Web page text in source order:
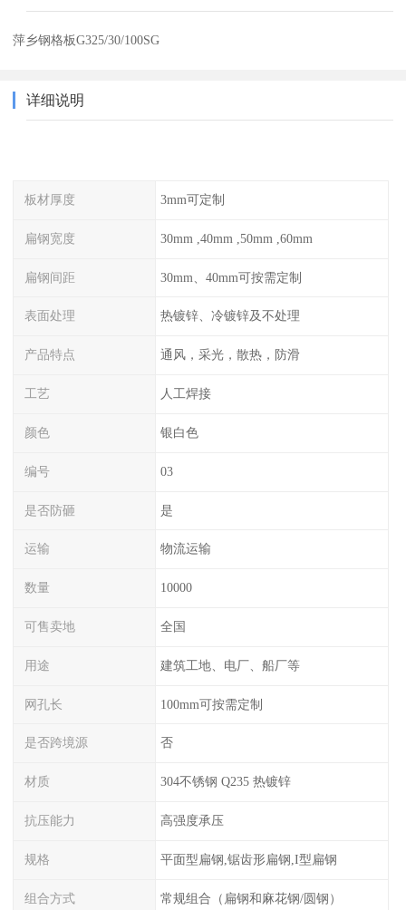
萍乡钢格板G325/30/100SG
详细说明
板材厚度 3mm可定制
扁钢宽度 30mm ,40mm ,50mm ,60mm
扁钢间距 30mm、40mm可按需定制
表面处理 热镀锌、冷镀锌及不处理
产品特点 通风，采光，散热，防滑
工艺 人工焊接
颜色 银白色
编号 03
是否防砸 是
运输 物流运输
数量 10000
可售卖地 全国
用途 建筑工地、电厂、船厂等
网孔长 100mm可按需定制
是否跨境源 否
材质 304不锈钢 Q235 热镀锌
抗压能力 高强度承压
规格 平面型扁钢,锯齿形扁钢,I型扁钢
组合方式 常规组合（扁钢和麻花钢/圆钢）